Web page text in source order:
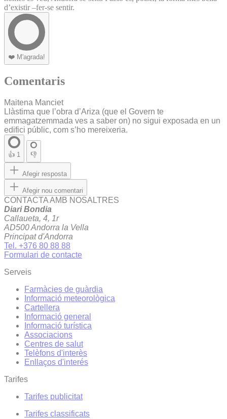
d’existir –fer-se sentir.
❤️ M'agrada!
Comentaris
Maitena Manciet
Llàstima que l’obra d’Ariza (que el Govern te
emmagatzemmada ves a saber on) no sigui exposada en un
edifici públic, com s’ho mereixeria.
👍 1 👎
Afegir resposta
Afegir nou comentari
CONTACTA AMB NOSALTRES
Diari Bondia
Callaueta, 4, 1r
AD500 Andorra la Vella
Principat d'Andorra
Tel. +376 80 88 88
Formulari de contacte
Serveis
Farmàcies de guàrdia
Informació meteorològica
Cartellera
Informació general
Informació turística
Associacions
Centres de salut
Telèfons d'interès
Enllaços d'interés
Tarifes
Tarifes publicitat
Tarifes classificats